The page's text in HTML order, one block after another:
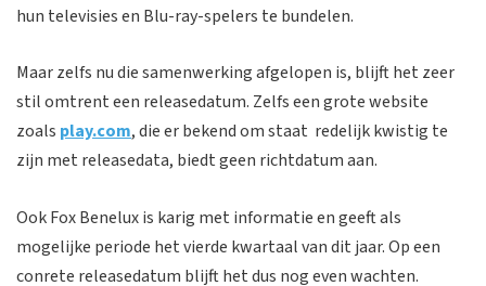
hun televisies en Blu-ray-spelers te bundelen.
Maar zelfs nu die samenwerking afgelopen is, blijft het zeer
stil omtrent een releasedatum. Zelfs een grote website
zoals play.com, die er bekend om staat redelijk kwistig te
zijn met releasedata, biedt geen richtdatum aan.
Ook Fox Benelux is karig met informatie en geeft als
mogelijke periode het vierde kwartaal van dit jaar. Op een
conrete releasedatum blijft het dus nog even wachten.